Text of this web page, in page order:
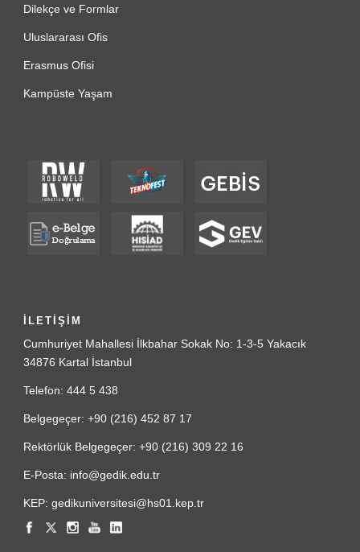
Dilekçe ve Formlar
Uluslararası Ofis
Erasmus Ofisi
Kampüste Yaşam
İLETİŞİM
Cumhuriyet Mahallesi İlkbahar Sokak No: 1-3-5 Yakacık
34876 Kartal İstanbul
Telefon: 444 5 438
Belgegeçer: +90 (216) 452 87 17
Rektörlük Belgegeçer: +90 (216) 309 22 16
E-Posta: info@gedik.edu.tr
KEP: gedikuniversitesi@hs01.kep.tr